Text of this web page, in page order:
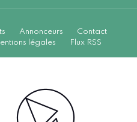
Annonceurs
Contact
légales Flux RSS